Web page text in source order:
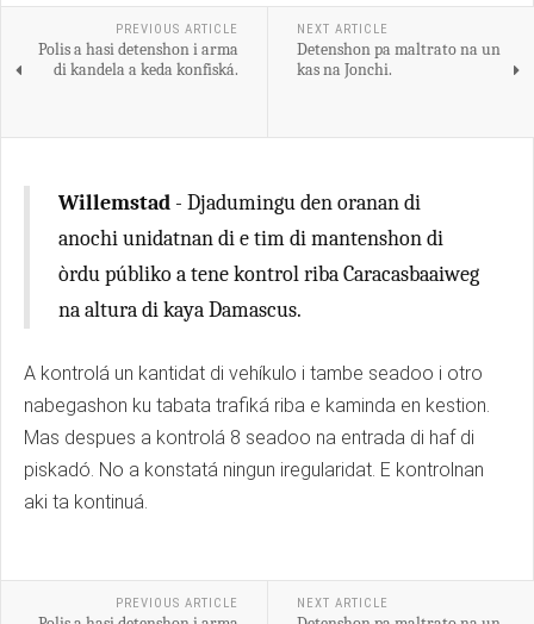
PREVIOUS ARTICLE
Polis a hasi detenshon i arma
di kandela a keda konfiská.
NEXT ARTICLE
Detenshon pa maltrato na un
kas na Jonchi.
Willemstad - Djadumingu den oranan di
anochi unidatnan di e tim di mantenshon di
òrdu públiko a tene kontrol riba Caracasbaaiweg
na altura di kaya Damascus.
A kontrolá un kantidat di vehíkulo i tambe seadoo i otro
nabegashon ku tabata trafiká riba e kaminda en kestion.
Mas despues a kontrolá 8 seadoo na entrada di haf di
piskadó. No a konstatá ningun iregularidat. E kontrolnan
aki ta kontinuá.
PREVIOUS ARTICLE NEXT ARTICLE